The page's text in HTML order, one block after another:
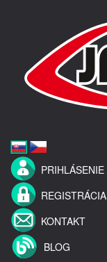
PRIHLÁSENIE
REGISTRÁCIA
KONTAKT
BLOG